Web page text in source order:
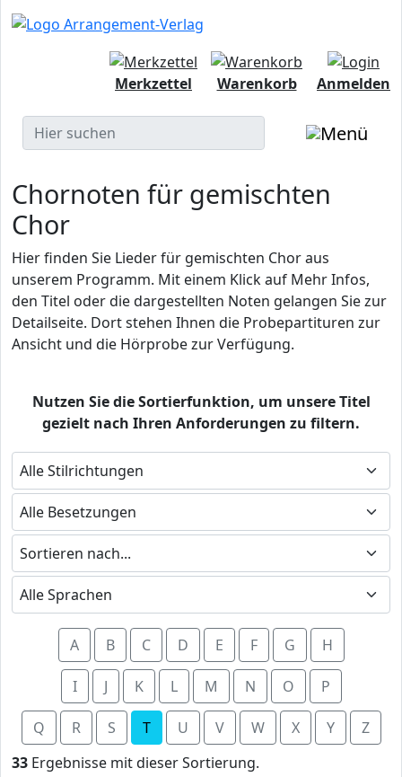
Anmelden
Warenkorb
Merkzettel
Chornoten für gemischten
Chor
Hier finden Sie Lieder für gemischten Chor aus
unserem Programm. Mit einem Klick auf Mehr Infos,
den Titel oder die dargestellten Noten gelangen Sie zur
Detailseite. Dort stehen Ihnen die Probepartituren zur
Ansicht und die Hörprobe zur Verfügung.
Nutzen Sie die Sortierfunktion, um unsere Titel
gezielt nach Ihren Anforderungen zu filtern.
A B C D E F G H
I J K L M N O P
Q R S T U V W X Y
Z
33 Ergebnisse mit dieser Sortierung.